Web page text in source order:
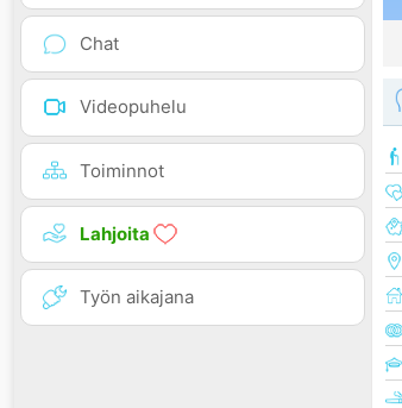
Chat
Videopuhelu
Toiminnot
Lahjoita
Työn aikajana